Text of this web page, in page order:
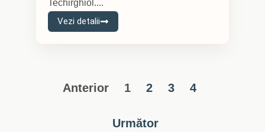
Techirghiol....
Vezi detalii
Anterior 1 2 3 4
Următor